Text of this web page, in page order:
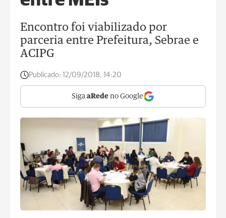
Encontro foi viabilizado por
parceria entre Prefeitura, Sebrae e
ACIPG
Publicado: 12/09/2018, 14:20
Siga aRede no Google